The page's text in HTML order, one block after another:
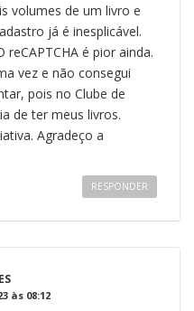
volumes de um livro e
já é inesplicável.
reCAPTCHA é pior ainda.
vez e não consegui
pois no Clube de
de ter meus livros.
Agradeço a
RESPONDER
às 08:12